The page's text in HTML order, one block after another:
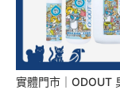
實體門市｜ODOUT